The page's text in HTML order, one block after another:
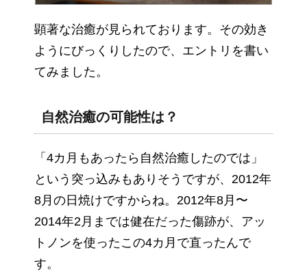
顕著な治癒が見られております。その効き
ようにびっくりしたので、エントリを書い
てみました。
自然治癒の可能性は？
「4カ月もあったら自然治癒したのでは」
という突っ込みもありそうですが、2012年
8月の日焼けですからね。2012年8月〜
2014年2月までは健在だった傷跡が、アッ
トノンを使ったこの4カ月で直ったんで
す。